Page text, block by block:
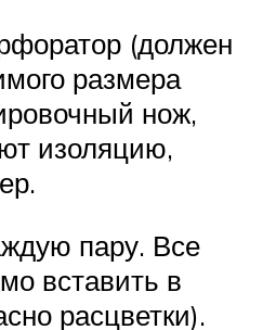
(должен
размера
нож,
изоляцию,
пару. Все
вставить в
расцветки).